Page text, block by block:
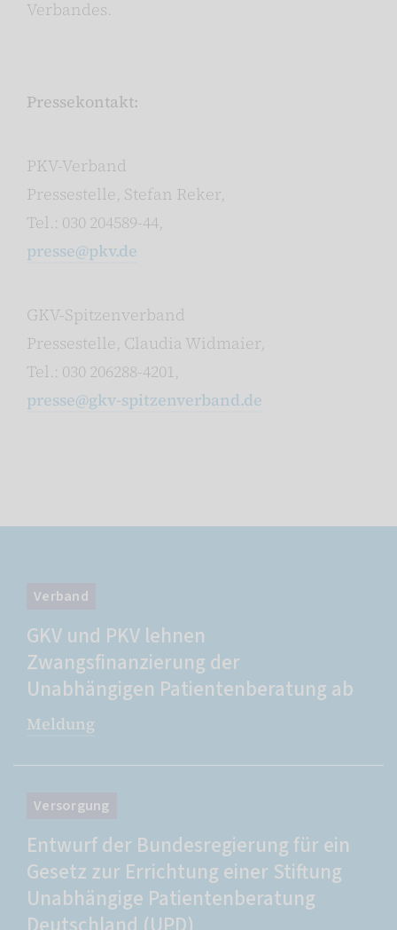
Verbandes.
Pressekontakt:
PKV-Verband
Pressestelle, Stefan Reker,
Tel.: 030 204589-44,
presse@pkv.de
GKV-Spitzenverband
Pressestelle, Claudia Widmaier,
Tel.: 030 206288-4201,
presse@gkv-spitzenverband.de
Verband
GKV und PKV lehnen
Zwangsfinanzierung der
Unabhängigen Patientenberatung ab
Meldung
Versorgung
Entwurf der Bundesregierung für ein
Gesetz zur Errichtung einer Stiftung
Unabhängige Patientenberatung